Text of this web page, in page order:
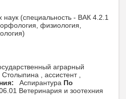
наук (специальность - ВАК 4.2.1
физиология,
аграрный
, ассистент ,
Аспирантура По
Ветеринария и зоотехния